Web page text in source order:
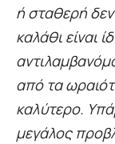
ή σταθερή
καλάθι είναι
από τα
καλύτερο.
μεγάλος